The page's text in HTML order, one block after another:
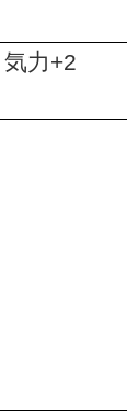
気力+2